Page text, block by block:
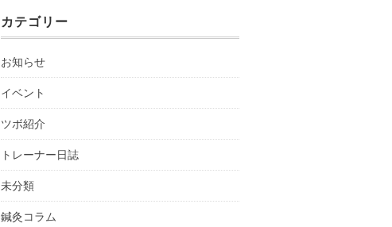
カテゴリー
お知らせ
イベント
ツボ紹介
トレーナー日誌
未分類
鍼灸コラム